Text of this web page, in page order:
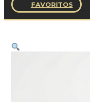
FAVORITOS